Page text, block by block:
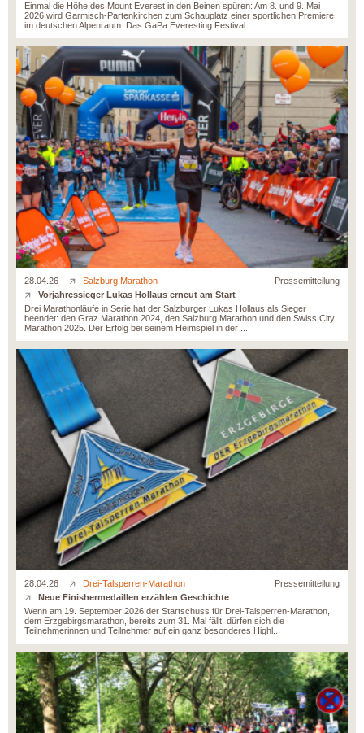
Einmal die Höhe des Mount Everest in den Beinen spüren: Am 8. und 9. Mai
2026 wird Garmisch-Partenkirchen zum Schauplatz einer sportlichen Premiere
im deutschen Alpenraum. Das GaPa Everesting Festival...
28.04.26 Salzburg Marathon
Pressemitteilung
Vorjahressieger Lukas Hollaus erneut am Start
Drei Marathonläufe in Serie hat der Salzburger Lukas Hollaus als Sieger
beendet: den Graz Marathon 2024, den Salzburg Marathon und den Swiss City
Marathon 2025. Der Erfolg bei seinem Heimspiel in der ...
28.04.26 Drei-Talsperren-Marathon
Pressemitteilung
Neue Finishermedaillen erzählen Geschichte
Wenn am 19. September 2026 der Startschuss für Drei-Talsperren-Marathon,
dem Erzgebirgsmarathon, bereits zum 31. Mal fällt, dürfen sich die
Teilnehmerinnen und Teilnehmer auf ein ganz besonderes Highl...